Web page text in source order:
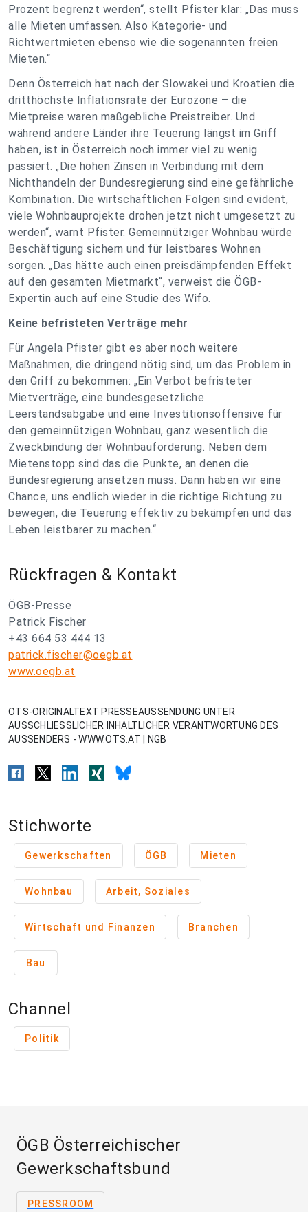
Prozent begrenzt werden“, stellt Pfister klar: „Das muss
alle Mieten umfassen. Also Kategorie- und
Richtwertmieten ebenso wie die sogenannten freien
Mieten.“
Denn Österreich hat nach der Slowakei und Kroatien die
dritthöchste Inflationsrate der Eurozone – die
Mietpreise waren maßgebliche Preistreiber. Und
während andere Länder ihre Teuerung längst im Griff
haben, ist in Österreich noch immer viel zu wenig
passiert. „Die hohen Zinsen in Verbindung mit dem
Nichthandeln der Bundesregierung sind eine gefährliche
Kombination. Die wirtschaftlichen Folgen sind evident,
viele Wohnbauprojekte drohen jetzt nicht umgesetzt zu
werden“, warnt Pfister. Gemeinnütziger Wohnbau würde
Beschäftigung sichern und für leistbares Wohnen
sorgen. „Das hätte auch einen preisdämpfenden Effekt
auf den gesamten Mietmarkt“, verweist die ÖGB-
Expertin auch auf eine Studie des Wifo.
Keine befristeten Verträge mehr
Für Angela Pfister gibt es aber noch weitere
Maßnahmen, die dringend nötig sind, um das Problem in
den Griff zu bekommen: „Ein Verbot befristeter
Mietverträge, eine bundesgesetzliche
Leerstandsabgabe und eine Investitionsoffensive für
den gemeinnützigen Wohnbau, ganz wesentlich die
Zweckbindung der Wohnbauförderung. Neben dem
Mietenstopp sind das die Punkte, an denen die
Bundesregierung ansetzen muss. Dann haben wir eine
Chance, uns endlich wieder in die richtige Richtung zu
bewegen, die Teuerung effektiv zu bekämpfen und das
Leben leistbarer zu machen.“
Rückfragen & Kontakt
ÖGB-Presse
Patrick Fischer
+43 664 53 444 13
patrick.fischer@oegb.at
www.oegb.at
OTS-ORIGINALTEXT PRESSEAUSSENDUNG UNTER
AUSSCHLIESSLICHER INHALTLICHER VERANTWORTUNG DES
AUSSENDERS - WWW.OTS.AT | NGB
Stichworte
Gewerkschaften ÖGB Mieten
Wohnbau Arbeit, Soziales
Wirtschaft und Finanzen Branchen
Bau
Channel
Politik
ÖGB Österreichischer
Gewerkschaftsbund
PRESSROOM